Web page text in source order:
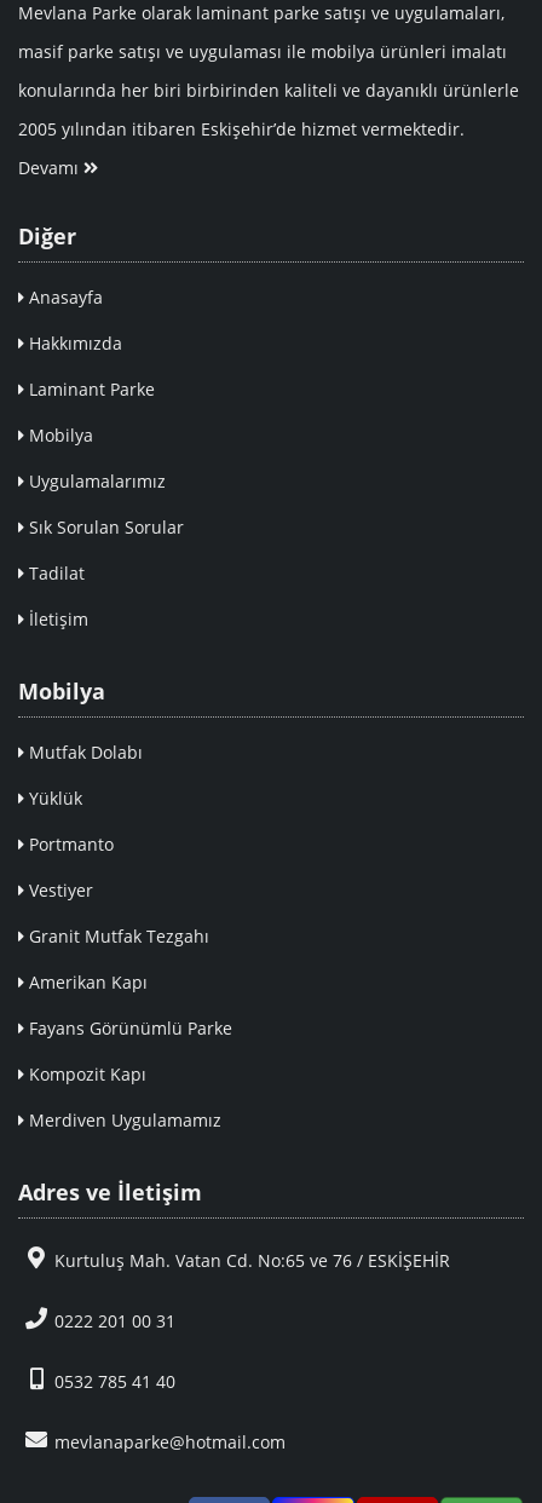
Mevlana Parke olarak laminant parke satışı ve uygulamaları,
masif parke satışı ve uygulaması ile mobilya ürünleri imalatı
konularında her biri birbirinden kaliteli ve dayanıklı ürünlerle
2005 yılından itibaren Eskişehir’de hizmet vermektedir.
Devamı
Diğer
Anasayfa
Hakkımızda
Laminant Parke
Mobilya
Uygulamalarımız
Sık Sorulan Sorular
Tadilat
İletişim
Mobilya
Mutfak Dolabı
Yüklük
Portmanto
Vestiyer
Granit Mutfak Tezgahı
Amerikan Kapı
Fayans Görünümlü Parke
Kompozit Kapı
Merdiven Uygulamamız
Adres ve İletişim
Kurtuluş Mah. Vatan Cd. No:65 ve 76 / ESKİŞEHİR
0222 201 00 31
0532 785 41 40
mevlanaparke@hotmail.com